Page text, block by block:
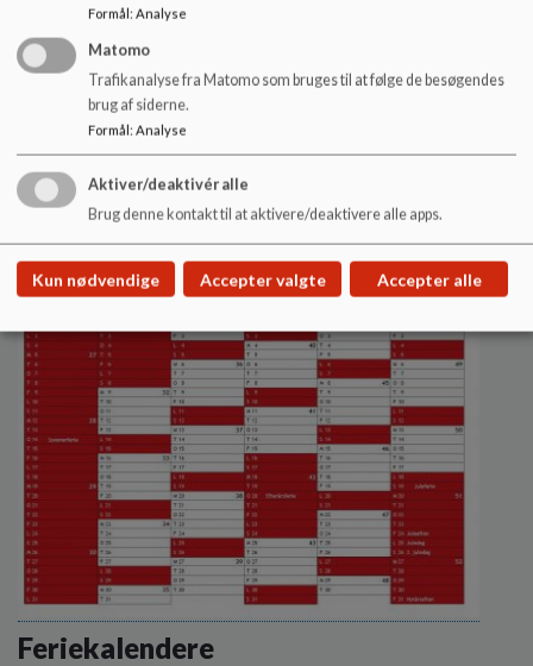
SFO
Bording SFO
Læs mere
Feriekalendere
Formål : Analyse
Matomo
Trafikanalyse fra Matomo som bruges til at følge de besøgendes
brug af siderne.
Formål: Analyse
Aktiver/deaktivér alle
Brug denne kontakt til at aktivere/deaktivere alle apps.
Kun nødvendige Accepter valgte Accepter alle